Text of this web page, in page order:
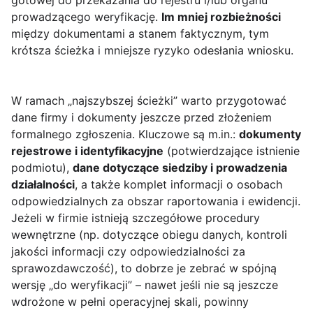
prowadzącego weryfikację. Im mniej rozbieżności
między dokumentami a stanem faktycznym, tym
krótsza ścieżka i mniejsze ryzyko odesłania wniosku.
W ramach „najszybszej ścieżki” warto przygotować
dane firmy i dokumenty jeszcze przed złożeniem
formalnego zgłoszenia. Kluczowe są m.in.: dokumenty
rejestrowe i identyfikacyjne (potwierdzające istnienie
podmiotu), dane dotyczące siedziby i prowadzenia
działalności, a także komplet informacji o osobach
odpowiedzialnych za obszar raportowania i ewidencji.
Jeżeli w firmie istnieją szczegółowe procedury
wewnętrzne (np. dotyczące obiegu danych, kontroli
jakości informacji czy odpowiedzialności za
sprawozdawczość), to dobrze je zebrać w spójną
wersję „do weryfikacji” – nawet jeśli nie są jeszcze
wdrożone w pełni operacyjnej skali, powinny